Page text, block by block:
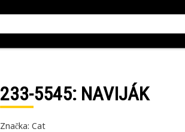
233-5545: NAVIJÁK
Značka: Cat